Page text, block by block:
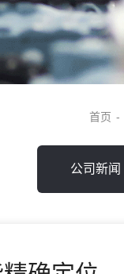
首页 -
公司新闻